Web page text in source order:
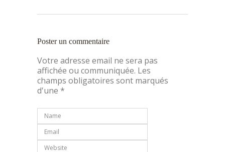
Poster un commentaire
Votre adresse email ne sera pas
affichée ou communiquée. Les
champs obligatoires sont marqués
d'une *